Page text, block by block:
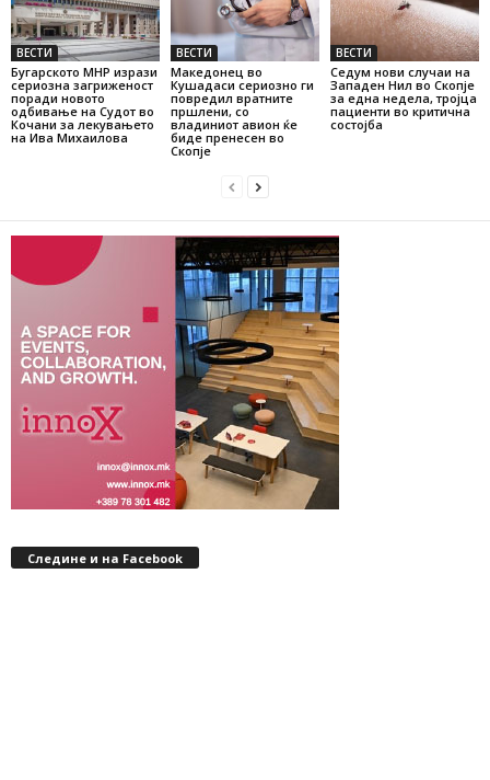
ВЕСТИ
Бугарското МНР изрази
сериозна загриженост
поради новото
одбивање на Судот во
Кочани за лекувањето
на Ива Михаилова
ВЕСТИ
Македонец во
Кушадаси сериозно ги
повредил вратните
пршлени, со
владиниот авион ќе
биде пренесен во
Скопје
ВЕСТИ
Седум нови случаи на
Западен Нил во Скопје
за една недела, тројца
пациенти во критична
состојба
Следине и на Facebook